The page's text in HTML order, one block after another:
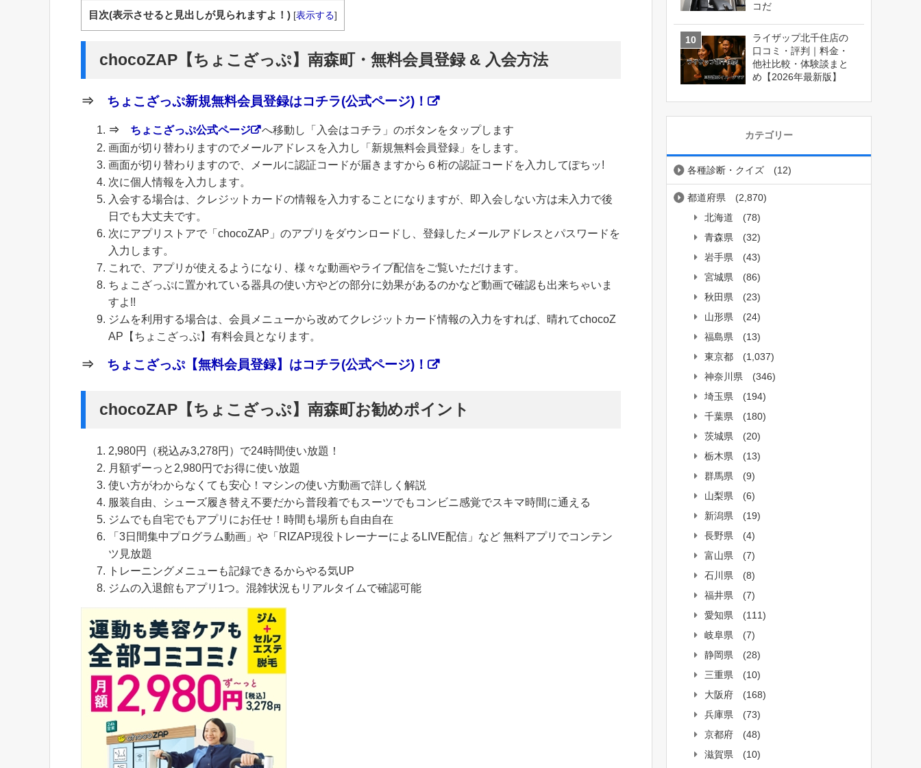
目次(表示させると見出しが見られますよ！) [表示する]
chocoZAP【ちょこざっぷ】南森町・無料会員登録 & 入会方法
⇒ ちょこざっぷ新規無料会員登録はコチラ(公式ページ)！
⇒ ちょこざっぷ公式ページ
へ移動し「入会はコチラ」のボタンをタップします
画面が切り替わりますのでメールアドレスを入力し「新規無料会員登録」をします。
画面が切り替わりますので、メールに認証コードが届きますから６桁の認証コードを入力してぽちッ!
次に個人情報を入力します。
入会する場合は、クレジットカードの情報を入力することになりますが、即入会しない方は未入力で後
日でも大丈夫です。
次にアプリストアで「chocoZAP」のアプリをダウンロードし、登録したメールアドレスとパスワードを
入力します。
これで、アプリが使えるようになり、様々な動画やライブ配信をご覧いただけます。
ちょこざっぷに置かれている器具の使い方やどの部分に効果があるのかなど動画で確認も出来ちゃいま
すよ!!
ジムを利用する場合は、会員メニューから改めてクレジットカード情報の入力をすれば、晴れてchocoZ
AP【ちょこざっぷ】有料会員となります。
⇒ ちょこざっぷ【無料会員登録】はコチラ(公式ページ)！
chocoZAP【ちょこざっぷ】南森町お勧めポイント
2,980円（税込み3,278円）で24時間使い放題！
月額ずーっと2,980円でお得に使い放題
使い方がわからなくても安心！マシンの使い方動画で詳しく解説
服装自由、シューズ履き替え不要だから普段着でもスーツでもコンビニ感覚でスキマ時間に通える
ジムでも自宅でもアプリにお任せ！時間も場所も自由自在
「3日間集中プログラム動画」や「RIZAP現役トレーナーによるLIVE配信」など 無料アプリでコンテン
ツ見放題
トレーニングメニューも記録できるからやる気UP
ジムの入退館もアプリ1つ。混雑状況もリアルタイムで確認可能
コだ
ライザップ北千住店の
口コミ・評判｜料金・
他社比較・体験談まと
め【2026年最新版】
カテゴリー
各種診断・クイズ (12)
都道府県
(2,870)
北海道
(78)
青森県
(32)
岩手県
(43)
宮城県
(86)
秋田県
(23)
山形県
(24)
福島県
(13)
東京都
(1,037)
神奈川県
(346)
埼玉県
(194)
千葉県
(180)
茨城県
(20)
栃木県
(13)
群馬県
(9)
山梨県
(6)
新潟県
(19)
長野県
(4)
富山県
(7)
石川県
(8)
福井県
(7)
愛知県
(111)
岐阜県
(7)
静岡県
(28)
三重県
(10)
大阪府
(168)
兵庫県
(73)
京都府
(48)
滋賀県
(10)